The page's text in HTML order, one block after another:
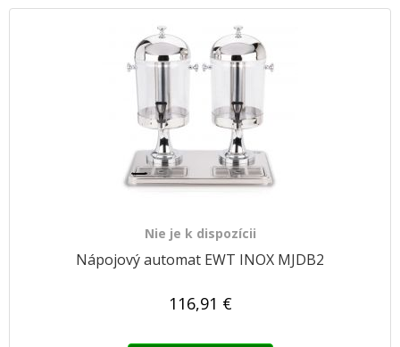
Nie je k dispozícii
Nápojový automat EWT INOX MJDB2
116,91 €